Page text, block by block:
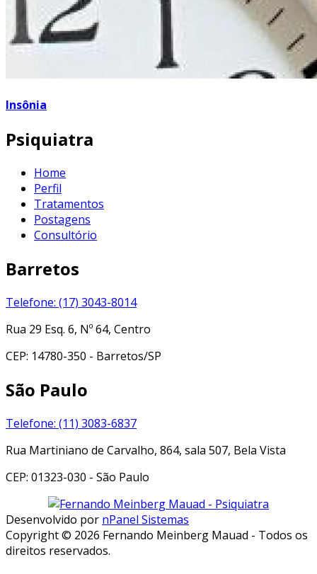
Insônia
Psiquiatra
Home
Perfil
Tratamentos
Postagens
Consultório
Barretos
Telefone: (17) 3043-8014
Rua 29 Esq. 6, Nº 64, Centro
CEP: 14780-350 - Barretos/SP
São Paulo
Telefone: (11) 3083-6837
Rua Martiniano de Carvalho, 864, sala 507, Bela Vista
CEP: 01323-030 - São Paulo
Desenvolvido por nPanel Sistemas
Copyright © 2026 Fernando Meinberg Mauad - Todos os
direitos reservados.